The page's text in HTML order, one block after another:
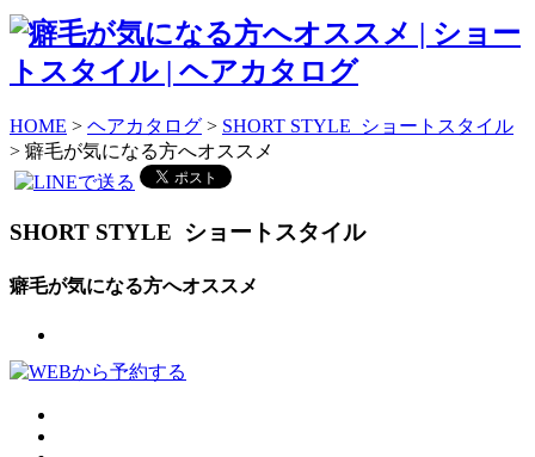
HOME > ヘアカタログ > SHORT STYLE ショートスタイル
> 癖毛が気になる方へオススメ
SHORT STYLE ショートスタイル
癖毛が気になる方へオススメ